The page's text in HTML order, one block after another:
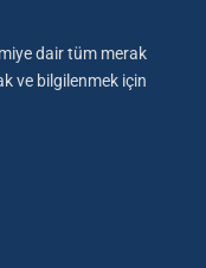
dair tüm merak
ve bilgilenmek için